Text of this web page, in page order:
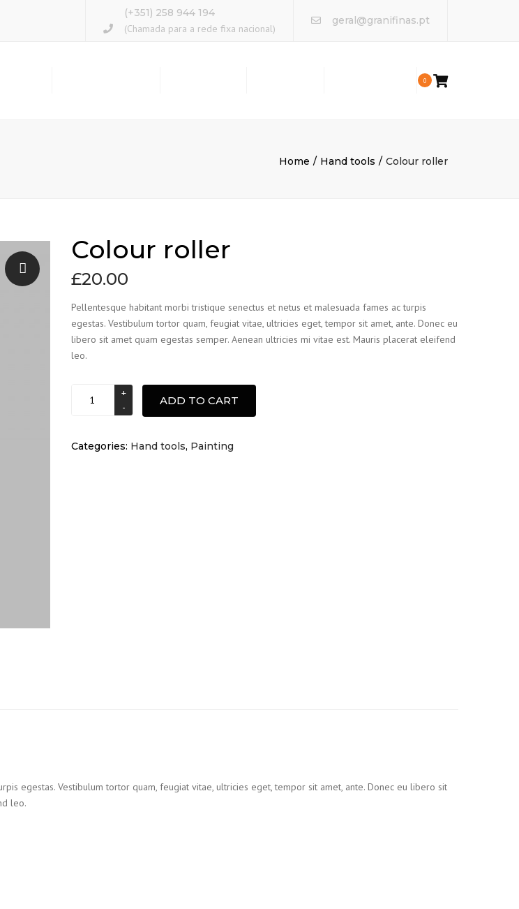
(+351) 258 944 194
(Chamada para a rede fixa nacional)
geral@granifinas.pt
0
Home Hand tools Colour roller
Colour roller
£20.00
Pellentesque habitant morbi tristique senectus et netus et malesuada fames ac turpis
egestas. Vestibulum tortor quam, feugiat vitae, ultricies eget, tempor sit amet, ante. Donec eu
libero sit amet quam egestas semper. Aenean ultricies mi vitae est. Mauris placerat eleifend
leo.
roller
ADD TO CART
Categories: Hand tools, Painting
egestas. Vestibulum tortor quam, feugiat vitae, ultricies eget, tempor sit amet, ante. Donec eu libero sit
leo.